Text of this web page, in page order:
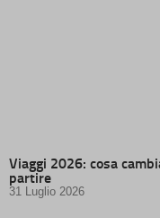
Viaggi 2026: cosa
partire
31 Luglio 2026